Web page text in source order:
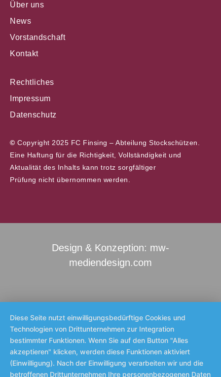
Über uns
News
Vorstandschaft
Kontakt
Rechtliches
Impressum
Datenschutz
© Copyright 2025 FC Finsing – Abteilung Stockschützen.
Eine Haftung für die Richtigkeit, Vollständigkeit und
Aktualität des Inhalts kann trotz sorgfältiger
Prüfung nicht übernommen werden.
Design & Konzeption: mw-
mediendesign.com
Diese Seite nutzt einwilligungsbedürftige Cookies und
Technologien von Drittunternehmen zur Integration
bestimmter Funktionen. Wenn Sie auf den Button "Alles
akzeptieren" klicken, werden diese Funktionen aktiviert
(Einwilligung). Nach der Einwilligung verarbeiten wir und die
betroffenen Drittunternehmen Ihre personenbezogenen Daten